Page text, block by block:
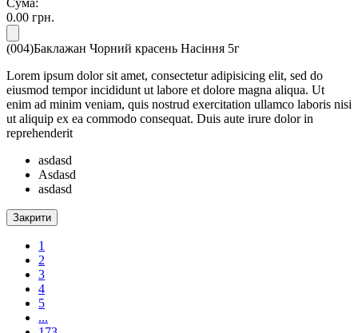
0.00 грн.
(004)Баклажан Чорний красень Насіння 5г
Lorem ipsum dolor sit amet, consectetur adipisicing elit, sed do
eiusmod tempor incididunt ut labore et dolore magna aliqua. Ut
enim ad minim veniam, quis nostrud exercitation ullamco laboris nisi
ut aliquip ex ea commodo consequat. Duis aute irure dolor in
reprehenderit
asdasd
Asdasd
asdasd
Закрити
1
2
3
4
5
...